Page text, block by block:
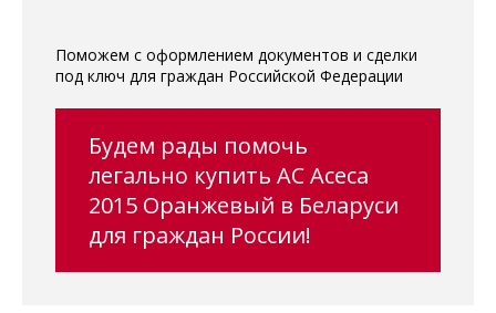
Поможем с оформлением документов и сделки
под ключ для граждан Российской Федерации
Будем рады помочь
легально купить AC Aceca
2015 Оранжевый в Беларуси
для граждан России!